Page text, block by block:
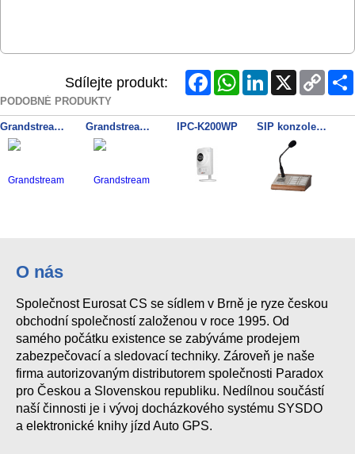
Sdílejte produkt: FacebookWhatsAppLinkedIn
Copy
Link
PODOBNÉ PRODUKTY
Grandstream GXP2140 SIP telefon Grandstream DP750 SIP DECT základnová stanice IPC-K200WP SIP konzole s mikrofonem Organic 914431E
O nás
Společnost Eurosat CS se sídlem v Brně je ryze českou
obchodní společností založenou v roce 1995. Od
samého počátku existence se zabýváme prodejem
zabezpečovací a sledovací techniky. Zároveň je naše
firma autorizovaným distributorem společnosti Paradox
pro Českou a Slovenskou republiku. Nedílnou součástí
naší činnosti je i vývoj docházkového systému SYSDO
a elektronické knihy jízd Auto GPS.